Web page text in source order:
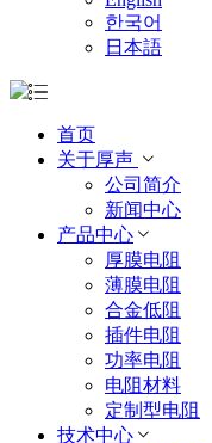
한국어
日本語
首页
关于厚声
公司简介
新闻中心
产品中心
厚膜电阻
薄膜电阻
合金低阻
插件电阻
功率电阻
电阻材料
定制型电阻
技术中心